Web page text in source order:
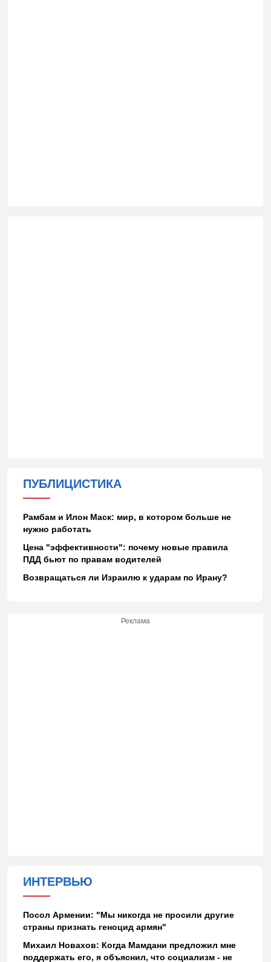
ПУБЛИЦИСТИКА
Рамбам и Илон Маск: мир, в котором больше не
нужно работать
Цена "эффективности": почему новые правила
ПДД бьют по правам водителей
Возвращаться ли Израилю к ударам по Ирану?
Реклама
ИНТЕРВЬЮ
Посол Армении: "Мы никогда не просили другие
страны признать геноцид армян"
Михаил Новахов: Когда Мамдани предложил мне
поддержать его, я объяснил, что социализм - не